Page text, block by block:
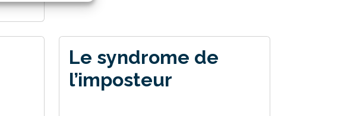
Le syndrome de
l’imposteur